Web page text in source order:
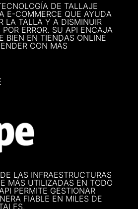
DE TALLAJE
E-COMMERCE QUE AYUDA
LA TALLA Y A DISMINUIR
ERROR. SU API ENCAJA
BIEN EN TIENDAS ONLINE
CON MÁS
LAS INFRAESTRUCTURAS
MÁS UTILIZADAS EN TODO
PERMITE GESTIONAR
FIABLE EN MILES DE